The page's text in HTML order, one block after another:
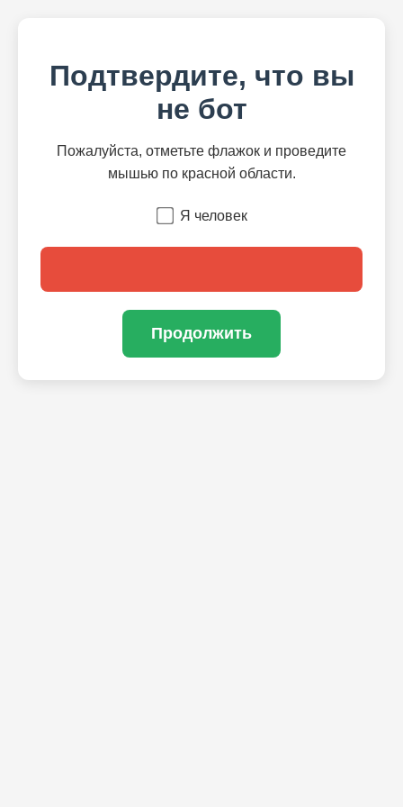
Подтвердите, что вы
не бот
Пожалуйста, отметьте флажок и проведите
мышью по красной области.
Я человек
Продолжить